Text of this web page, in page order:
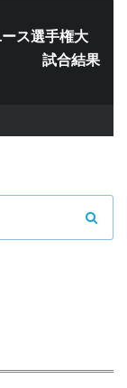
ス選手権大
試合結果